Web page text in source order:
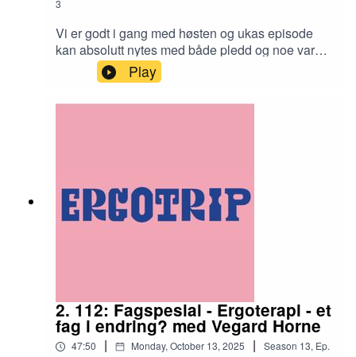
3
Vi er godt i gang med høsten og ukas episode
kan absolutt nytes med både pledd og noe varmt
i koppen.Ingunn lover lytterne julekalender, mens
Siv Iren er i gaming modus.
Play
2. 112: Fagspesial - Ergoterapi - et
fag i endring? med Vegard Horne
47:50 | Monday, October 13, 2025 | Season 13, Ep.